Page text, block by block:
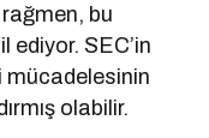
bu
ediyor. SEC’in
mücadelesinin
olabilir.